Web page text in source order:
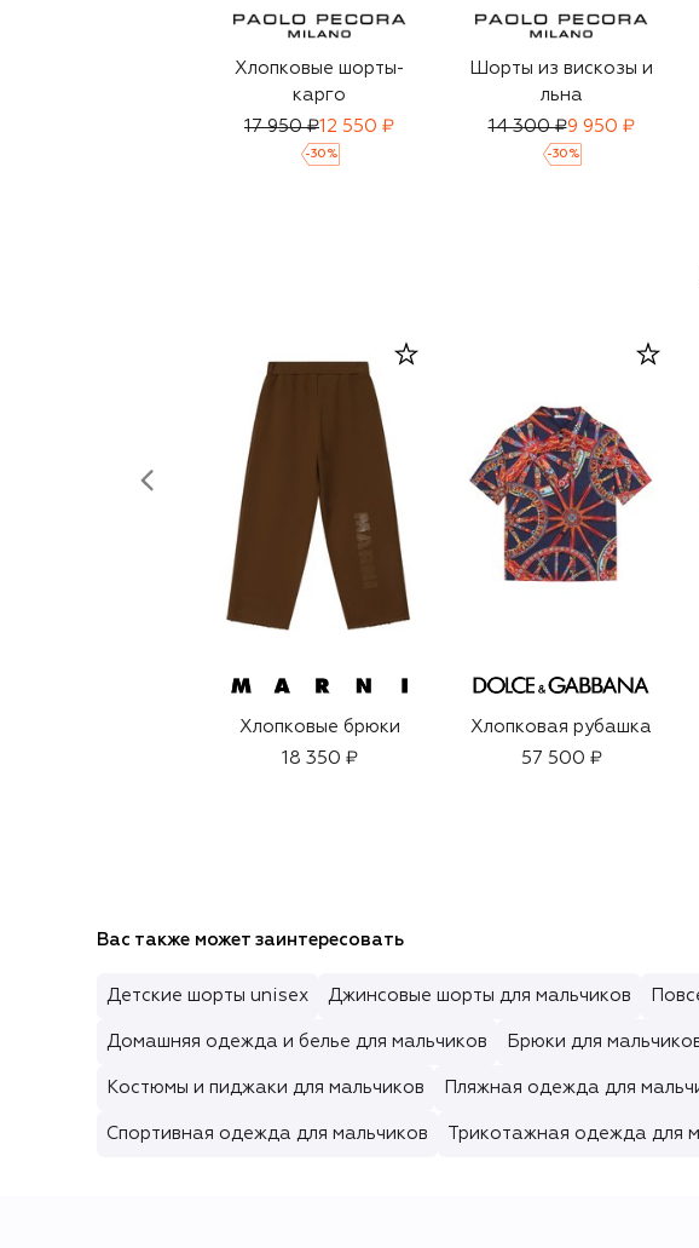
Хлопковые шорты-
карго
17 950 ₽12 550 ₽
-30 %
Шорты из вискозы и
льна
14 300 ₽9 950 ₽
-30 %
Хлопковые брюки
18 350 ₽
Хлопковая рубашка
57 500 ₽
Вас также может заинтересовать
Детские шорты unisex Джинсовые шорты для мальчиков
Домашняя одежда и белье для мальчиков Брюки для
Костюмы и пиджаки для мальчиков Пляжная одежда для
Спортивная одежда для мальчиков Трикотажная одежда для